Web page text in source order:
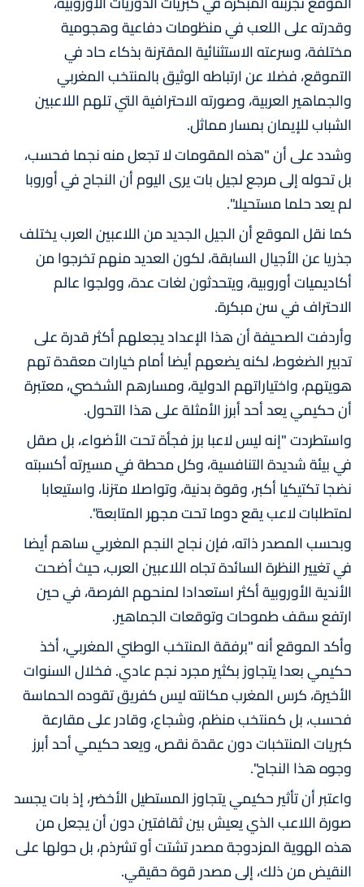
وقدرته على اللعب في منظومات دفاعية وهجومية
مختلفة، وسرعته الاستثنائية المقترنة بذكاء حاد في
التموقع، فضلا عن ارتباطه الوثيق بالمنتخب المغربي
والجماهير العربية، وصورته الاحترافية التي تلهم اللاعبين
الشباب للإيمان بمسار مماثل.
وشدد على أن "هذه المقومات لا تجعل منه نجما فحسب،
بل تحوله إلى مرجع لجيل بات يرى اليوم أن النجاح في أوروبا
لم يعد حلما مستحيلا".
كما نقل الموقع أن الجيل الجديد من اللاعبين العرب يختلف
جذريا عن الأجيال السابقة، لكون العديد منهم تخرجوا من
أكاديميات أوروبية، ويتحدثون لغات عدة، وولجوا عالم
الاحتراف في سن مبكرة.
وأردفت الصحيفة أن هذا الإعداد يجعلهم أكثر قدرة على
تدبير الضغوط، لكنه يضعهم أيضا أمام خيارات معقدة تهم
هويتهم، واختياراتهم الدولية، ومسارهم الشخصي، معتبرة
أن حكيمي يعد أحد أبرز الأمثلة على هذا التحول.
واستطردت "إنه ليس لاعبا برز فجأة تحت الأضواء، بل صقل
في بيئة شديدة التنافسية، وكل محطة في مسيرته أكسبته
نضجا تكتيكيا أكبر، وقوة بدنية، وتواصلا متزنا، واستيعابا
لمتطلبات لاعب يقع دوما تحت مجهر المتابعة".
وبحسب المصدر ذاته، فإن نجاح النجم المغربي ساهم أيضا
في تغيير النظرة السائدة تجاه اللاعبين العرب، حيث أضحت
الأندية الأوروبية أكثر استعدادا لمنحهم الفرصة، في حين
ارتفع سقف طموحات وتوقعات الجماهير.
وأكد الموقع أنه "برفقة المنتخب الوطني المغربي، أخذ
حكيمي بعدا يتجاوز بكثير مجرد نجم عادي. فخلال السنوات
الأخيرة، كرس المغرب مكانته ليس كفريق تقوده الحماسة
فحسب، بل كمنتخب منظم، وشجاع، وقادر على مقارعة
كبريات المنتخبات دون عقدة نقص، ويعد حكيمي أحد أبرز
وجوه هذا النجاح".
واعتبر أن تأثير حكيمي يتجاوز المستطيل الأخضر، إذ بات يجسد
صورة اللاعب الذي يعيش بين ثقافتين دون أن يجعل من
هذه الهوية المزدوجة مصدر تشتت أو تشرذم، بل حولها على
النقيض من ذلك، إلى مصدر قوة حقيقي.